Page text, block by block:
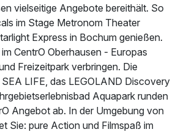
vielseitige Angebote bereithält. So
im Stage Metronom Theater
Express in Bochum genießen.
CentrO Oberhausen - Europas
Freizeitpark verbringen. Die
LIFE, das LEGOLAND Discovery
Aquapark runden
Angebot ab. In der Umgebung von
Sie: pure Action und Filmspaß im